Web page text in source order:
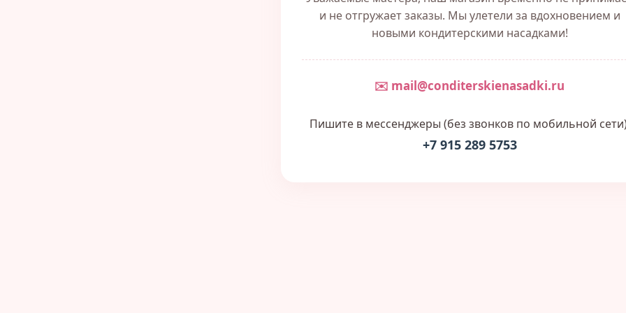
и не отгружает заказы. Мы улетели за вдохновением и
новыми кондитерскими насадками!
✉️ mail@conditerskienasadki.ru
Пишите в мессенджеры (без звонков по мобильной
+7 915 289 5753